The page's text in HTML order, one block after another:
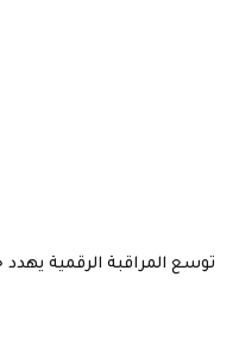
توسع المراقبة الرقمية يهدد